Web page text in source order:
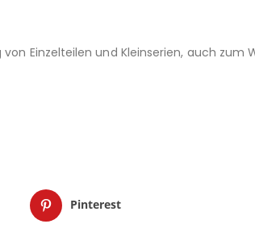
Einzelteilen und Kleinserien, auch zum
Pinterest